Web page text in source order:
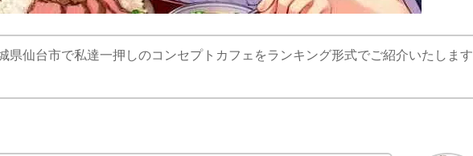
県仙台市で私達一押しのコンセプトカフェをランキング形式でご紹介いたします